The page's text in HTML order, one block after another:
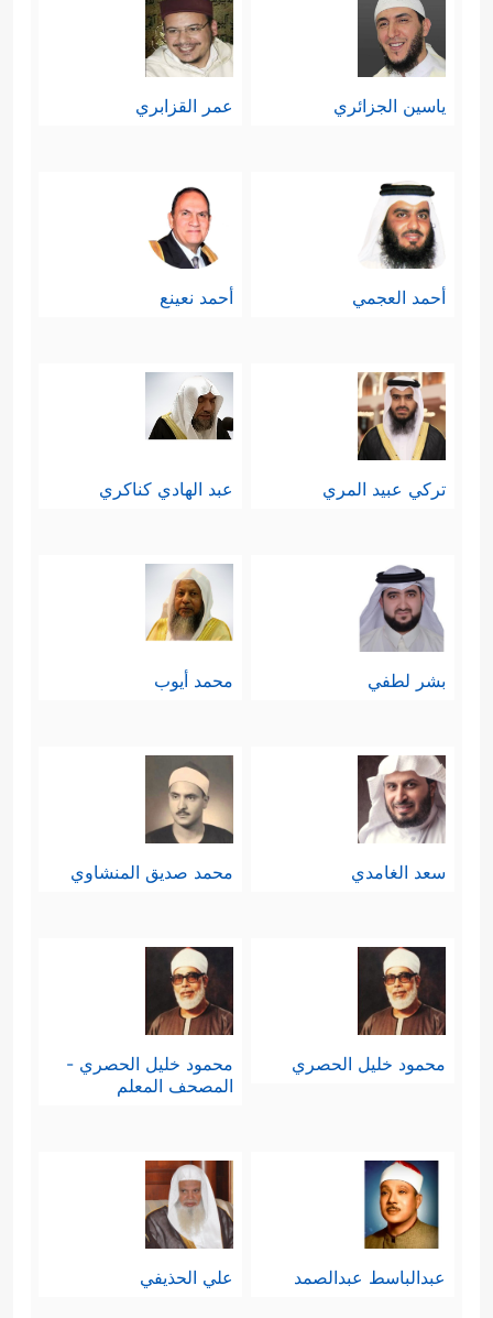
ياسين الجزائري عمر القزابري
أحمد العجمي أحمد نعينع
تركي عبيد المري عبد الهادي كناكري
بشر لطفي محمد أيوب
سعد الغامدي محمد صديق المنشاوي
محمود خليل الحصري
محمود خليل الحصري -
المصحف المعلم
عبدالباسط عبدالصمد علي الحذيفي